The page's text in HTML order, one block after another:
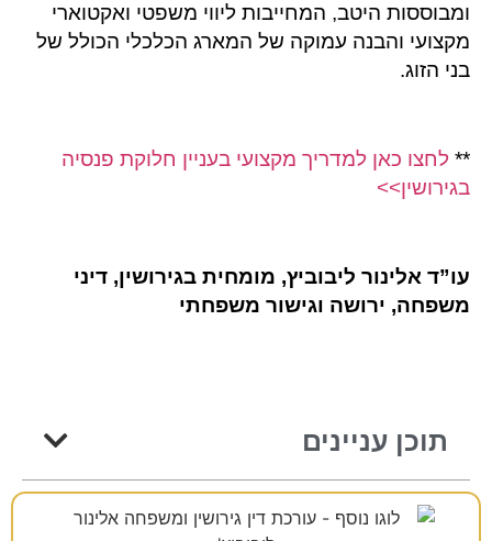
ומבוססות היטב, המחייבות ליווי משפטי ואקטוארי
מקצועי והבנה עמוקה של המארג הכלכלי הכולל של
בני הזוג.
** לחצו כאן למדריך מקצועי בעניין חלוקת פנסיה
בגירושין>>
עו”ד אלינור ליבוביץ, מומחית בגירושין, דיני
משפחה, ירושה וגישור משפחתי
תוכן עניינים